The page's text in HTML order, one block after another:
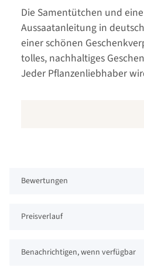
Die Samentütchen und
Aussaatanleitung in
einer schönen
tolles, nachhaltiges
Jeder Pflanzenliebhaber
Bewertungen
Preisverlauf
Benachrichtigen, wenn verfügbar